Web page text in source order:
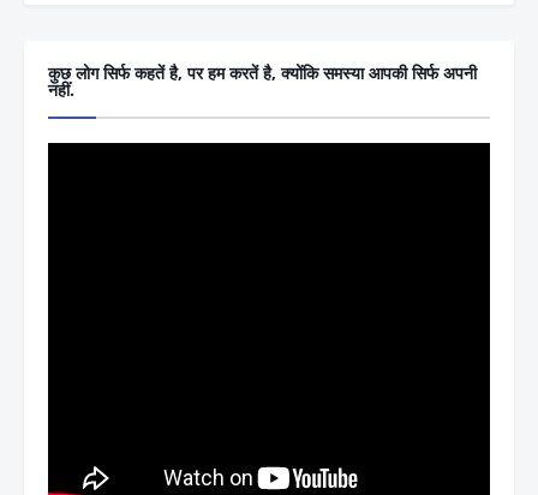
कुछ लोग सिर्फ कहतें है, पर हम करतें है, क्योंकि समस्या आपकी सिर्फ अपनी
नहीं.